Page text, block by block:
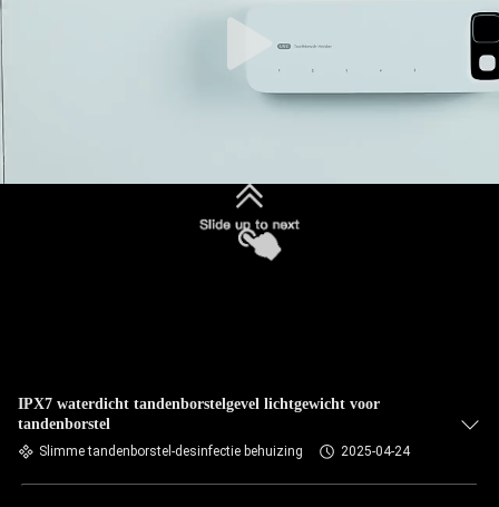
IPX7 waterdicht tandenborstelgevel lichtgewicht voor
tandenborstel
Slimme tandenborstel-desinfectie behuizing 2025-04-24